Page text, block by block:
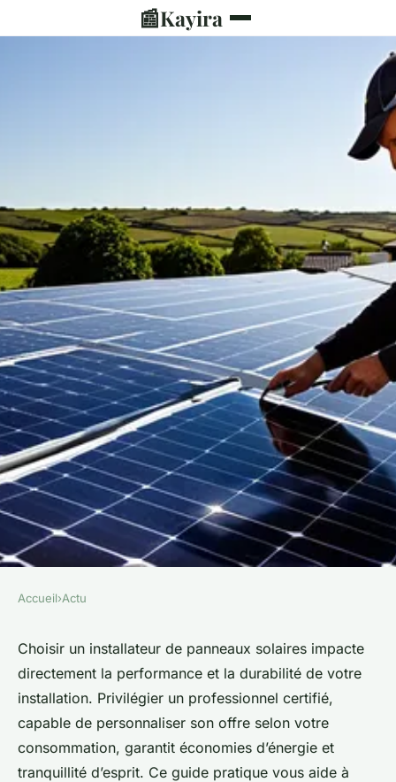
📰Kayira
Choisir un installateur de
panneaux solaires : guide
pratique
Anna•17 juillet 2025•5 min de lecture
Accueil›Actu
Choisir un installateur de panneaux solaires impacte
directement la performance et la durabilité de votre
installation. Privilégier un professionnel certifié,
capable de personnaliser son offre selon votre
consommation, garantit économies d’énergie et
tranquillité d’esprit. Ce guide pratique vous aide à